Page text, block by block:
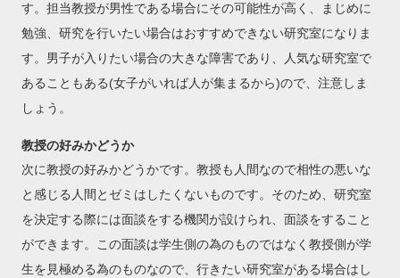
す。担当教授が男性である場合にその可能性が高く、まじめに
勉強、研究を行いたい場合はおすすめできない研究室になりま
す。男子が入りたい場合の大きな障害であり、人気な研究室で
あることもある(女子がいれば人が集まるから)ので、注意しま
しょう。
教授の好みかどうか
次に教授の好みかどうかです。教授も人間なので相性の悪いな
と感じる人間とゼミはしたくないものです。そのため、研究室
を決定する際には面談をする機関が設けられ、面談をすること
ができます。この面談は学生側の為のものではなく教授側が学
生を見極める為のものなので、行きたい研究室がある場合はし